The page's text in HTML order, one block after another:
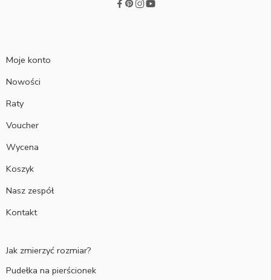
Moje konto
Nowości
Raty
Voucher
Wycena
Koszyk
Nasz zespół
Kontakt
Jak zmierzyć rozmiar?
Pudełka na pierścionek